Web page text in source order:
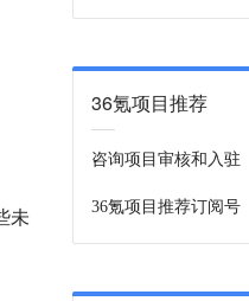
未
36氪项目推荐
咨询项目审核和入驻
36氪项目推荐订阅号